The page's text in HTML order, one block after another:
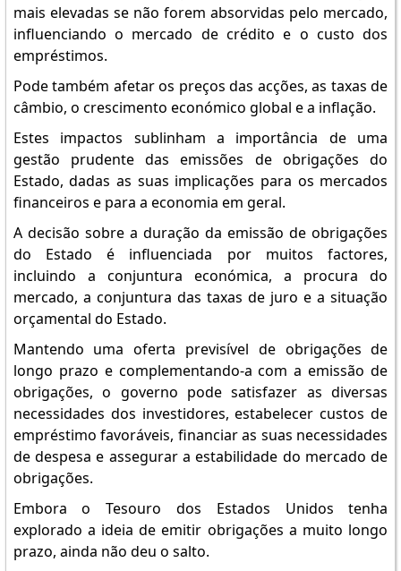
mais elevadas se não forem absorvidas pelo mercado,
influenciando o mercado de crédito e o custo dos
empréstimos.
Pode também afetar os preços das acções, as taxas de
câmbio, o crescimento económico global e a inflação.
Estes impactos sublinham a importância de uma
gestão prudente das emissões de obrigações do
Estado, dadas as suas implicações para os mercados
financeiros e para a economia em geral.
A decisão sobre a duração da emissão de obrigações
do Estado é influenciada por muitos factores,
incluindo a conjuntura económica, a procura do
mercado, a conjuntura das taxas de juro e a situação
orçamental do Estado.
Mantendo uma oferta previsível de obrigações de
longo prazo e complementando-a com a emissão de
obrigações, o governo pode satisfazer as diversas
necessidades dos investidores, estabelecer custos de
empréstimo favoráveis, financiar as suas necessidades
de despesa e assegurar a estabilidade do mercado de
obrigações.
Embora o Tesouro dos Estados Unidos tenha
explorado a ideia de emitir obrigações a muito longo
prazo, ainda não deu o salto.